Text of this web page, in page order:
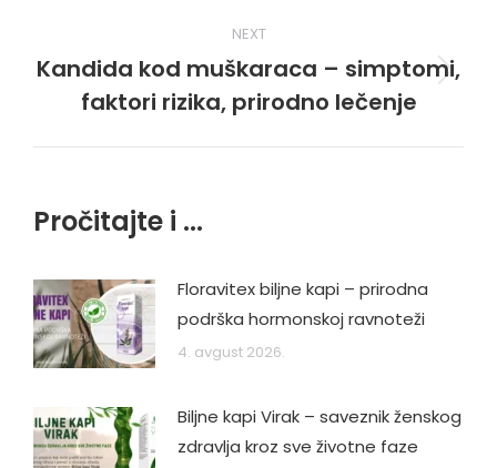
NEXT
Next
post:
Kandida kod muškaraca – simptomi,
faktori rizika, prirodno lečenje
Pročitajte i ...
Floravitex biljne kapi – prirodna
podrška hormonskoj ravnoteži
4. avgust 2026.
Biljne kapi Virak – saveznik ženskog
zdravlja kroz sve životne faze